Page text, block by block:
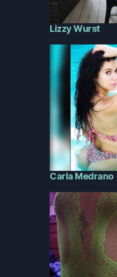
Lizzy Wurst
Carla Medrano